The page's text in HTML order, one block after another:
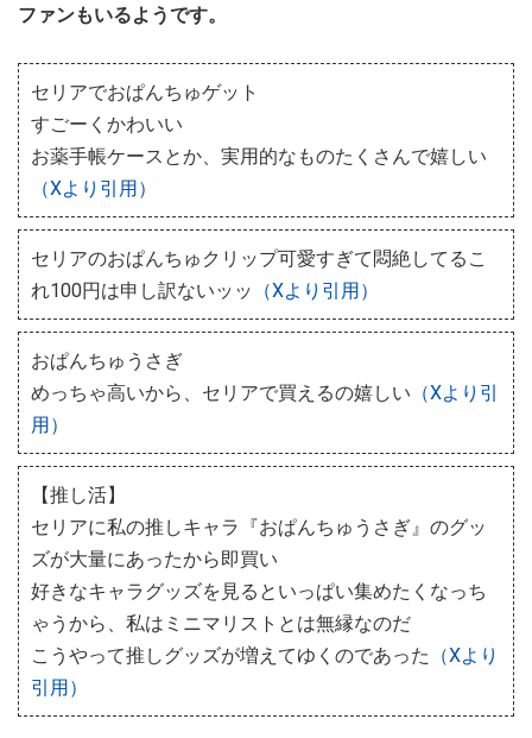
ファンもいるようです。
セリアでおぱんちゅゲット
すごーくかわいい
お薬手帳ケースとか、実用的なものたくさんで嬉しい
（Xより引用）
セリアのおぱんちゅクリップ可愛すぎて悶絶してるこ
れ100円は申し訳ないッッ
（Xより引用）
おぱんちゅうさぎ
めっちゃ高いから、セリアで買えるの嬉しい （Xより引
用）
【推し活】
セリアに私の推しキャラ『おぱんちゅうさぎ』のグッ
ズが大量にあったから即買い
好きなキャラグッズを見るといっぱい集めたくなっち
ゃうから、私はミニマリストとは無縁なのだ
こうやって推しグッズが増えてゆくのであった
（Xより
引用）